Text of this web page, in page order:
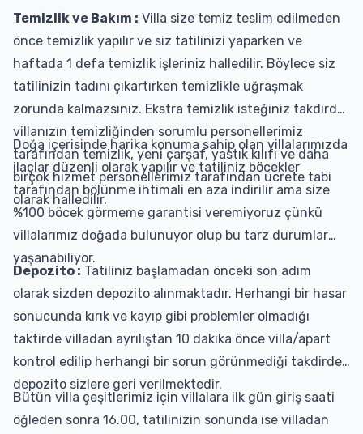
Temizlik ve Bakım : Villa size temiz teslim edilmeden
önce temizlik yapılır ve siz tatilinizi yaparken ve
haftada 1 defa temizlik işleriniz halledilir. Böylece siz
tatilinizin tadını çıkartırken temizlikle uğraşmak
zorunda kalmazsınız. Ekstra temizlik isteğiniz takdirde
villanızın temizliğinden sorumlu personellerimiz
tarafından temizlik, yeni çarşaf, yastık kılıfı ve daha
birçok hizmet personellerimiz tarafından ücrete tabi
olarak halledilir.
Doğa içerisinde harika konuma sahip olan villalarımızda
ilaçlar düzenli olarak yapılır ve tatiliniz böcekler
tarafından bölünme ihtimali en aza indirilir ama size
%100 böcek görmeme garantisi veremiyoruz çünkü
villalarımız doğada bulunuyor olup bu tarz durumlar
yaşanabiliyor.
Depozito : Tatiliniz başlamadan önceki son adım
olarak sizden depozito alınmaktadır. Herhangi bir hasar
sonucunda kırık ve kayıp gibi problemler olmadığı
taktirde villadan ayrılıştan 10 dakika önce villa/apart
kontrol edilip herhangi bir sorun görünmediği takdirde
depozito sizlere geri verilmektedir.
Bütün villa çeşitlerimiz için villalara ilk gün giriş saati
öğleden sonra 16.00, tatilinizin sonunda ise villadan